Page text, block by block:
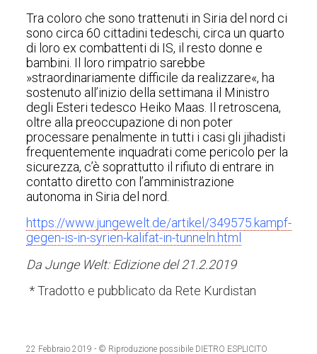
Tra coloro che sono trattenuti in Siria del nord ci
sono circa 60 cittadini tedeschi, circa un quarto
di loro ex combattenti di IS, il resto donne e
bambini. Il loro rimpatrio sarebbe
»straordinariamente difficile da realizzare«, ha
sostenuto all’inizio della settimana il Ministro
degli Esteri tedesco Heiko Maas. Il retroscena,
oltre alla preoccupazione di non poter
processare penalmente in tutti i casi gli jihadisti
frequentemente inquadrati come pericolo per la
sicurezza, c’è soprattutto il rifiuto di entrare in
contatto diretto con l’amministrazione
autonoma in Siria del nord.
https://www.jungewelt.de/artikel/349575.kampf-
gegen-is-in-syrien-kalifat-in-tunneln.html
Da Junge Welt: Edizione del 21.2.2019
* Tradotto e pubblicato da Rete Kurdistan
22 Febbraio 2019 - © Riproduzione possibile DIETRO ESPLICITO